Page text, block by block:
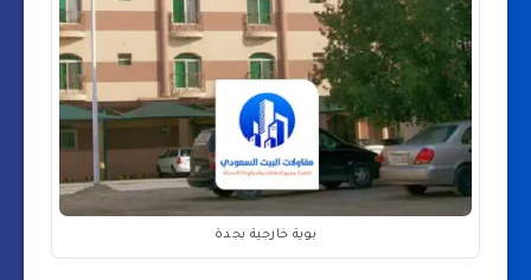
بوية خارجية بجدة